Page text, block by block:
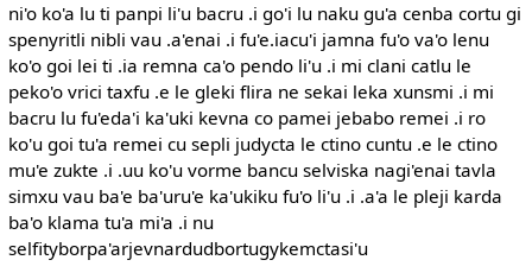
ni'o ko'a lu ti panpi li'u bacru .i go'i lu naku gu'a cenba cortu gi
spenyritli nibli vau .a'enai .i fu'e.iacu'i jamna fu'o va'o lenu
ko'o goi lei ti .ia remna ca'o pendo li'u .i mi clani catlu le
peko'o vrici taxfu .e le gleki flira ne sekai leka xunsmi .i mi
bacru lu fu'eda'i ka'uki kevna co pamei jebabo remei .i ro
ko'u goi tu'a remei cu sepli judycta le ctino cuntu .e le ctino
mu'e zukte .i .uu ko'u vorme bancu selviska nagi'enai tavla
simxu vau ba'e ba'uru'e ka'ukiku fu'o li'u .i .a'a le pleji karda
ba'o klama tu'a mi'a .i nu
selfityborpa'arjevnardudbortugykemctasi'u